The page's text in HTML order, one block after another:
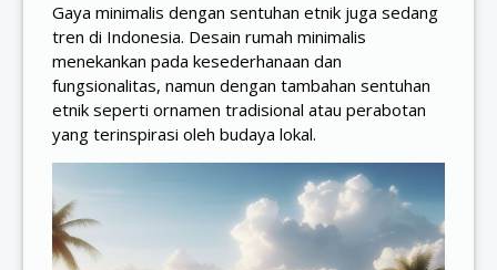
Gaya minimalis dengan sentuhan etnik juga sedang
tren di Indonesia. Desain rumah minimalis
menekankan pada kesederhanaan dan
fungsionalitas, namun dengan tambahan sentuhan
etnik seperti ornamen tradisional atau perabotan
yang terinspirasi oleh budaya lokal.